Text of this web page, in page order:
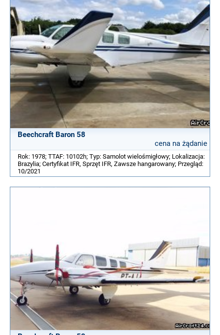
Beechcraft Baron 58
cena na żądanie
Rok: 1978; TTAF: 10102h; Typ: Samolot wielośmigłowy; Lokalizacja:
Brazylia; Certyfikat IFR, Sprzęt IFR, Zawsze hangarowany; Przegląd:
10/2021